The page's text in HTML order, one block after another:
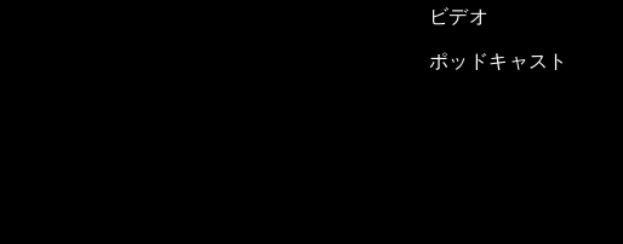
ビデオ
ポッドキャスト